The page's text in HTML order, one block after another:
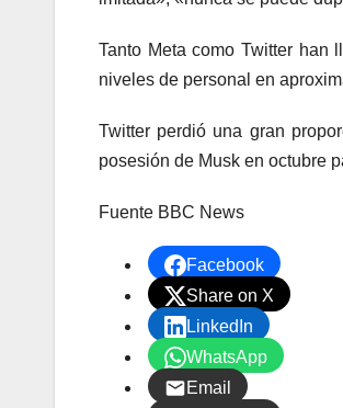
Tanto Meta como Twitter han
niveles de personal en
Twitter perdió una gran
posesión de Musk en octubre
Fuente BBC News
Facebook
Share on X
LinkedIn
WhatsApp
Email